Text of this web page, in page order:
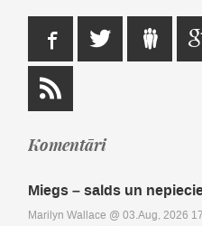
Komentāri
Miegs – salds un
Marilyn Wallace @ 03.Aug, 2026